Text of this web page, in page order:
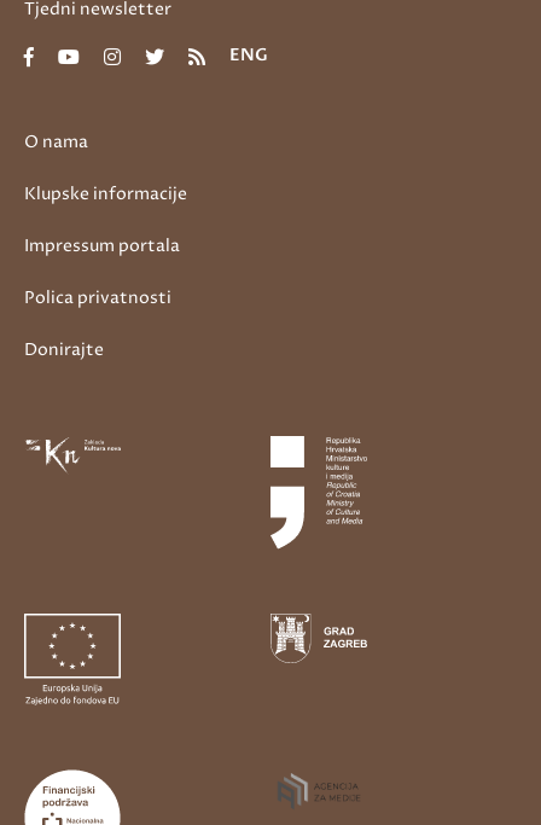
O nama
Klupske informacije
Impressum portala
Polica privatnosti
Donirajte
Tjedni newsletter
ENG